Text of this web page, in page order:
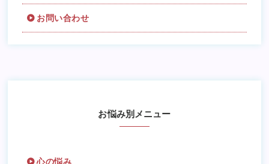
お問い合わせ
お悩み別メニュー
心の悩み